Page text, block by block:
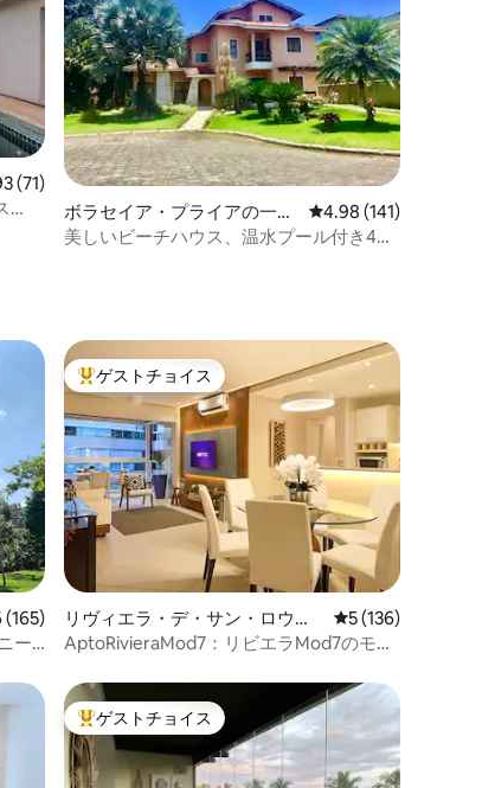
ー71件、5つ星中4.93つ星の平均評価
(71)
ボラセイア・プライアの一軒
家
レビュー141件、5つ
4.98 (141)
美しいビーチハウス、温水プール付き4つ
165件、5つ星中4.96つ星の平均評価
(165)
ー
大好評のゲストチョイスです。
ゲストチョイス
リヴィエラ・デ・サン・ロウレ
ンソのマンション・アパート
レビュー136件、5
5 (136)
AptoRivieraMod7：リビエラMod7のモダ
大好評のゲストチョイスです。
ゲストチョイス